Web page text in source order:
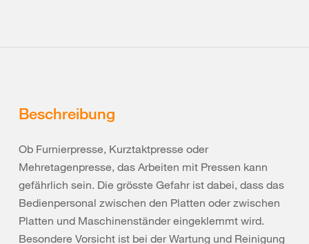
Beschreibung
Ob Furnierpresse, Kurztaktpresse oder
Mehretagenpresse, das Arbeiten mit Pressen kann
gefährlich sein. Die grösste Gefahr ist dabei, dass das
Bedienpersonal zwischen den Platten oder zwischen
Platten und Maschinenständer eingeklemmt wird.
Besondere Vorsicht ist bei der Wartung und Reinigung